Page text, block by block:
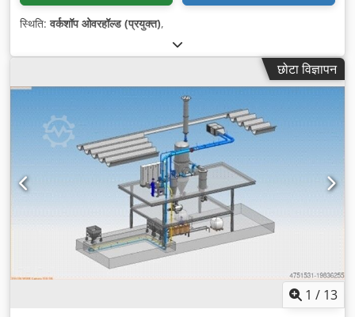
स्थिति:वर्कशॉप ओवरहॉल्ड (प्रयुक्त),
छोटा विज्ञापन
1 / 13